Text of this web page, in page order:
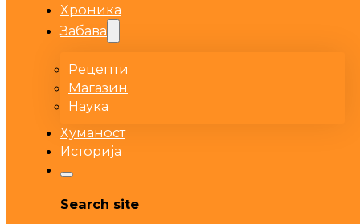
Хроника
Забава
Рецепти
Магазин
Наука
Хуманост
Историја
Search site